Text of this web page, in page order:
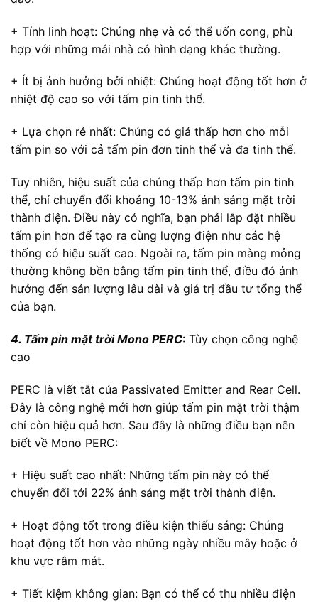
+ Tính linh hoạt: Chúng nhẹ và có thể uốn cong, phù
hợp với những mái nhà có hình dạng khác thường.
+ Ít bị ảnh hưởng bởi nhiệt: Chúng hoạt động tốt hơn ở
nhiệt độ cao so với tấm pin tinh thể.
+ Lựa chọn rẻ nhất: Chúng có giá thấp hơn cho mỗi
tấm pin so với cả tấm pin đơn tinh thể và đa tinh thể.
Tuy nhiên, hiệu suất của chúng thấp hơn tấm pin tinh
thể, chỉ chuyển đổi khoảng 10-13% ánh sáng mặt trời
thành điện. Điều này có nghĩa, bạn phải lắp đặt nhiều
tấm pin hơn để tạo ra cùng lượng điện như các hệ
thống có hiệu suất cao. Ngoài ra, tấm pin màng mỏng
thường không bền bằng tấm pin tinh thể, điều đó ảnh
hưởng đến sản lượng lâu dài và giá trị đầu tư tổng thể
của bạn.
4. Tấm pin mặt trời Mono PERC: Tùy chọn công nghệ
cao
PERC là viết tắt của Passivated Emitter and Rear Cell.
Đây là công nghệ mới hơn giúp tấm pin mặt trời thậm
chí còn hiệu quả hơn. Sau đây là những điều bạn nên
biết về Mono PERC:
+ Hiệu suất cao nhất: Những tấm pin này có thể
chuyển đổi tới 22% ánh sáng mặt trời thành điện.
+ Hoạt động tốt trong điều kiện thiếu sáng: Chúng
hoạt động tốt hơn vào những ngày nhiều mây hoặc ở
khu vực râm mát.
+ Tiết kiệm không gian: Bạn có thể có thu nhiều điện